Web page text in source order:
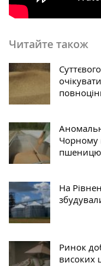
Читайте також
Чорному
пшеницю
На
Ринок
високих